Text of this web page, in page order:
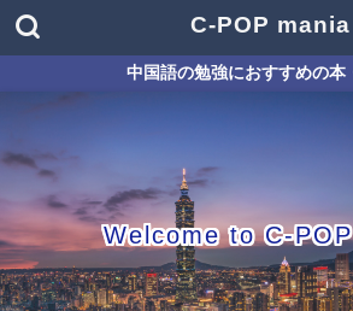
C-POP mania
中国語の勉強におすすめの本
Welcome to C-